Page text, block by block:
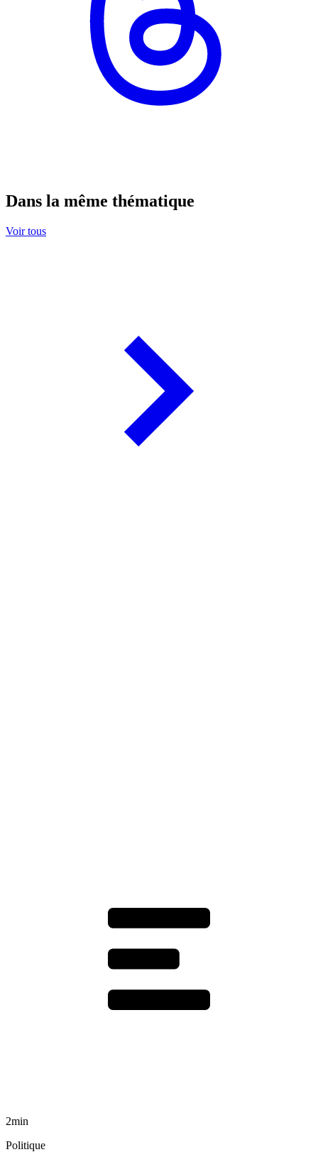
Dans la même thématique
Voir tous
2min
Politique